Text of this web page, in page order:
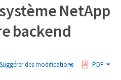
NetApp
backend
Suggérer des modifications PDF